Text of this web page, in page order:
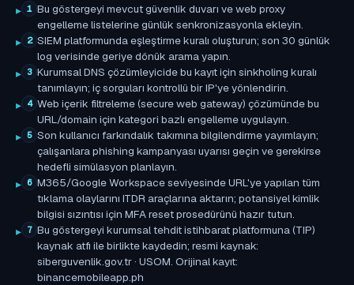
1 Bu göstergeyi mevcut güvenlik duvarı ve web proxy
engelleme listelerine günlük senkronizasyonla ekleyin.
2 SIEM platformunda eşleştirme kuralı oluşturun; son 30 günlük
log verisinde geriye dönük arama yapın.
3 Kurumsal DNS çözümleyicide bu kayıt için sinkholing kuralı
tanımlayın; iç sorguları kontrollü bir IP'ye yönlendirin.
4 Web içerik filtreleme (secure web gateway) çözümünde bu
URL/domain için kategori bazlı engelleme uygulayın.
5 Son kullanıcı farkındalık takımına bilgilendirme yayımlayın;
çalışanlara phishing kampanyası uyarısı geçin ve gerekirse
hedefli simülasyon planlayın.
6 M365/Google Workspace seviyesinde URL'ye yapılan tüm
tıklama olaylarını ITDR araçlarına aktarın; potansiyel kimlik
bilgisi sızıntısı için MFA reset prosedürünü hazır tutun.
7 Bu göstergeyi kurumsal tehdit istihbarat platformuna (TIP)
kaynak atfı ile birlikte kaydedin; resmi kaynak:
siberguvenlik.gov.tr · USOM. Orijinal kayıt:
binancemobileapp.ph